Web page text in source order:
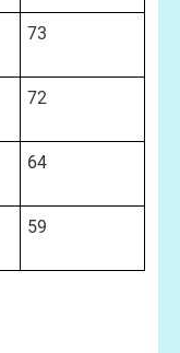
73
72
64
59